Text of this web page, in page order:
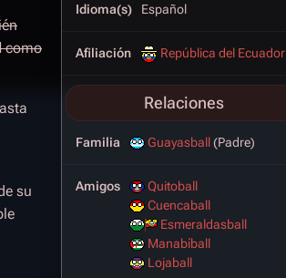
Idioma(s) Español
Afiliación República del Ecuador
Relaciones
Familia Guayasball(Padre)
Amigos
Quitoball
Cuencaball
Esmeraldasball
Manabíball
Lojaball
como
su